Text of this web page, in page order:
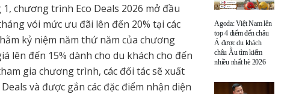
chương trình Eco Deals 2026 mở đầu
vói mức ưu đãi lên đến 20% tại các
kỷ niệm năm thứ năm của chương
lên đến 15% dành cho du khách cho đến
gia chương trình, các đối tác sẽ xuất
và được gắn các đặc điểm nhận diện
Agoda: Việt Nam lên
top 4 điểm đến châu
Á được du khách
châu Âu tìm kiếm
nhiều nhất hè 2026